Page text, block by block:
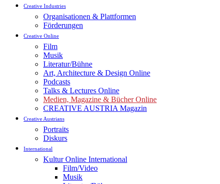
Creative Industries
Organisationen & Plattformen
Förderungen
Creative Online
Film
Musik
Literatur/Bühne
Art, Architecture & Design Online
Podcasts
Talks & Lectures Online
Medien, Magazine & Bücher Online
CREATIVE AUSTRIA Magazin
Creative Austrians
Portraits
Diskurs
International
Kultur Online International
Film/Video
Musik